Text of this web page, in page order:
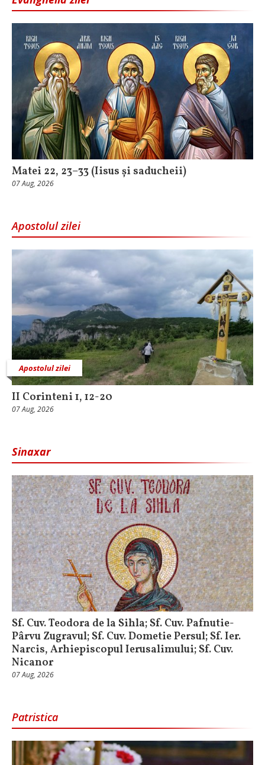
Matei 22, 23–33 (Iisus și saducheii)
07 Aug, 2026
Apostolul zilei
Apostolul zilei
II Corinteni 1, 12-20
07 Aug, 2026
Sinaxar
Sf. Cuv. Teodora de la Sihla; Sf. Cuv. Pafnutie-
Pârvu Zugravul; Sf. Cuv. Dometie Persul; Sf. Ier.
Narcis, Arhiepiscopul Ierusalimului; Sf. Cuv.
Nicanor
07 Aug, 2026
Patristica